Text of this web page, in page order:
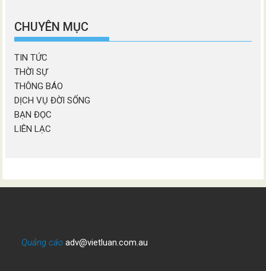
mục
CHUYÊN MỤC
TIN TỨC
THỜI SỰ
THÔNG BÁO
DỊCH VỤ ĐỜI SỐNG
BẠN ĐỌC
LIÊN LẠC
Quảng cáo adv@vietluan.com.au